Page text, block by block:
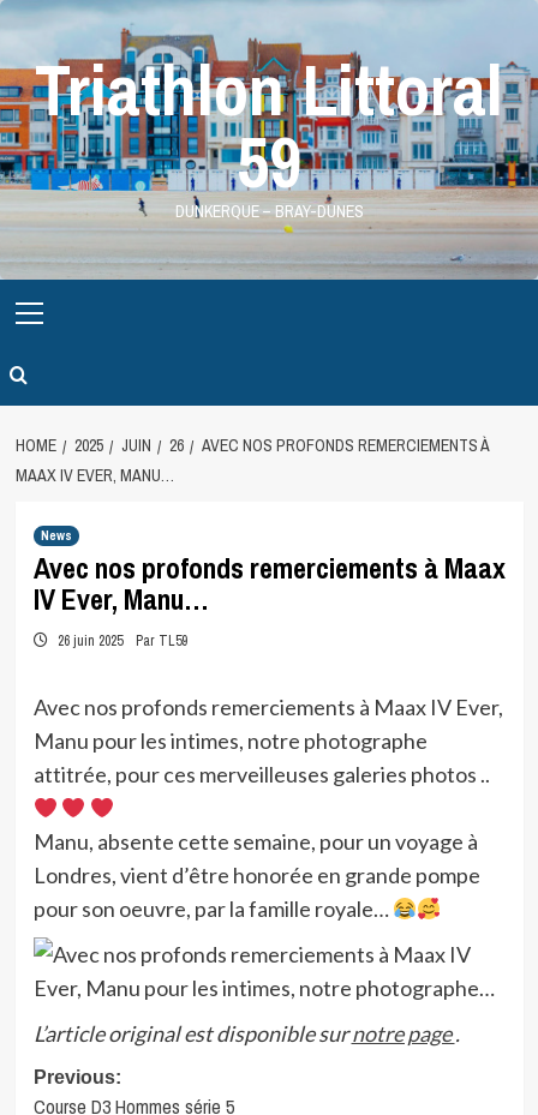
Skip
contentTriathlon Littoral
59
DUNKERQUE – BRAY-DUNES
Menu
HOME 2025 JUIN 26
AVEC NOS PROFONDS REMERCIEMENTS À
MAAX IV EVER, MANU…
News
Avec nos profonds remerciements à Maax
IV Ever, Manu…
26 juin 2025 Par TL59
Avec nos profonds remerciements à Maax IV Ever,
Manu pour les intimes, notre photographe
attitrée, pour ces merveilleuses galeries photos ..
Manu, absente cette semaine, pour un voyage à
Londres, vient d’être honorée en grande pompe
pour son oeuvre, par la famille royale…
L’article original est disponible surnotre page.
Post
Previous:
Course D3 Hommes série 5